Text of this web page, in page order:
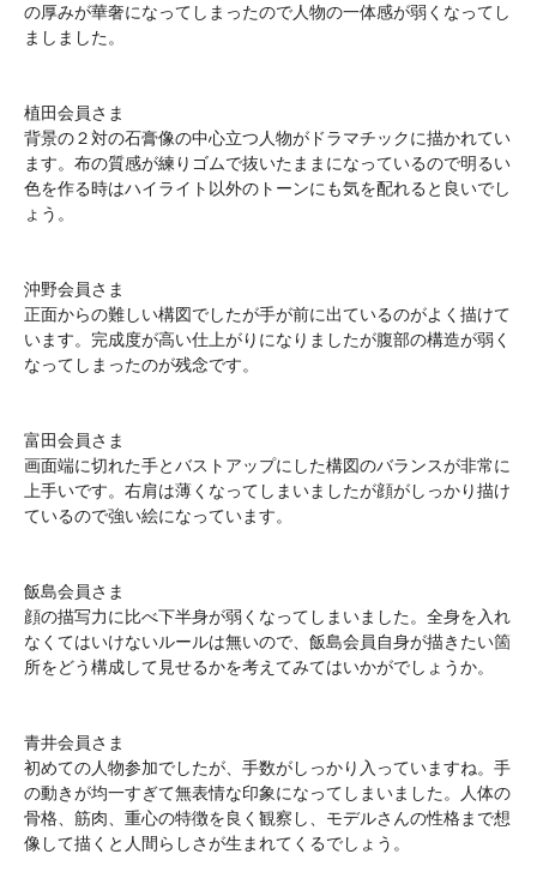
の厚みが華奢になってしまったので人物の一体感が弱くなってし
ましました。
植田会員さま
背景の２対の石膏像の中心立つ人物がドラマチックに描かれてい
ます。布の質感が練りゴムで抜いたままになっているので明るい
色を作る時はハイライト以外のトーンにも気を配れると良いでし
ょう。
沖野会員さま
正面からの難しい構図でしたが手が前に出ているのがよく描けて
います。完成度が高い仕上がりになりましたが腹部の構造が弱く
なってしまったのが残念です。
富田会員さま
画面端に切れた手とバストアップにした構図のバランスが非常に
上手いです。右肩は薄くなってしまいましたが顔がしっかり描け
ているので強い絵になっています。
飯島会員さま
顔の描写力に比べ下半身が弱くなってしまいました。全身を入れ
なくてはいけないルールは無いので、飯島会員自身が描きたい箇
所をどう構成して見せるかを考えてみてはいかがでしょうか。
青井会員さま
初めての人物参加でしたが、手数がしっかり入っていますね。手
の動きが均一すぎて無表情な印象になってしまいました。人体の
骨格、筋肉、重心の特徴を良く観察し、モデルさんの性格まで想
像して描くと人間らしさが生まれてくるでしょう。